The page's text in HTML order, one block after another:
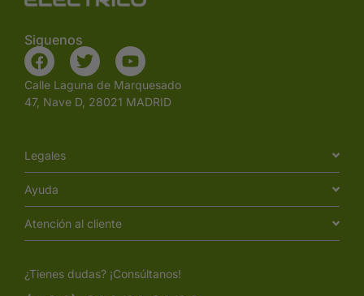
Siguenos
Calle Laguna de Marquesado
47, Nave D, 28021 MADRID
Legales
Ayuda
Atención al cliente
¿Tienes dudas? ¡Consúltanos!